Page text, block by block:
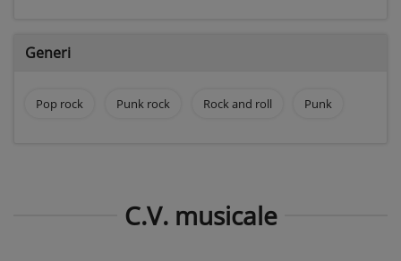
Generi
Pop rock Punk rock Rock and roll Punk
C.V. musicale